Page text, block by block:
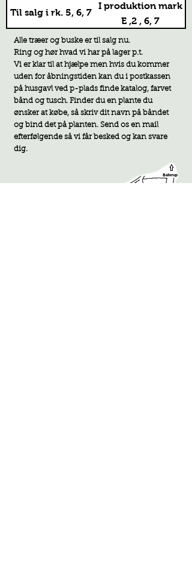
Til salg i rk. 5, 6, 7
I produktion mark
E ,2 , 6, 7
Alle træer og buske er til salg nu.
Ring og hør hvad vi har på lager p.t.
Vi er klar til at hjælpe men hvis du kommer
uden for åbningstiden kan du i postkassen
på husgavl ved p-plads finde katalog, farvet
bånd og tusch. Finder du en plante du
ønsker at købe, så skriv dit navn på båndet
og bind det på planten. Send os en mail
efterfølgende så vi får besked og kan svare
dig.